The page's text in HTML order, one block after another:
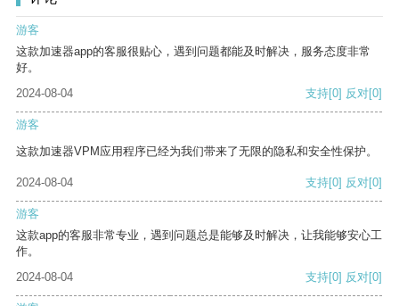
游客
这款加速器app的客服很贴心，遇到问题都能及时解决，服务态度非常
好。
2024-08-04
支持[0] 反对[0]
游客
这款加速器VPM应用程序已经为我们带来了无限的隐私和安全性保护。
2024-08-04 支持[0] 反对[0]
游客
这款app的客服非常专业，遇到问题总是能够及时解决，让我能够安心工
作。
2024-08-04
支持[0] 反对[0]